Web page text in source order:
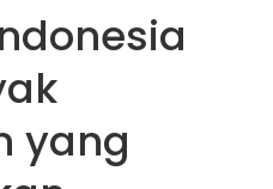
yang